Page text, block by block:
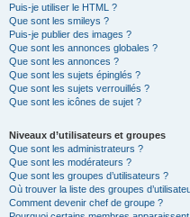
Puis-je utiliser le HTML ?
Que sont les smileys ?
Puis-je publier des images ?
Que sont les annonces globales ?
Que sont les annonces ?
Que sont les sujets épinglés ?
Que sont les sujets verrouillés ?
Que sont les icônes de sujet ?
Niveaux d’utilisateurs et groupes
Que sont les administrateurs ?
Que sont les modérateurs ?
Que sont les groupes d’utilisateurs ?
Où trouver la liste des groupes
Comment devenir chef de groupe ?